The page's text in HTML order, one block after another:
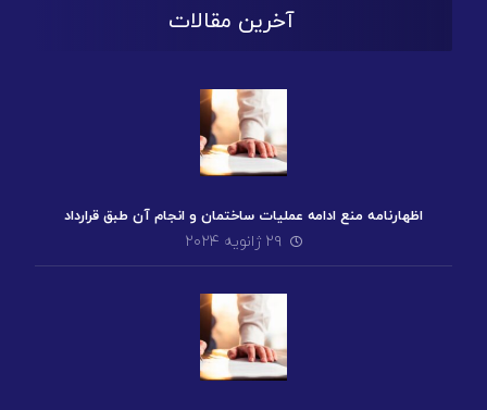
آخرین مقالات
اظهارنامه منع ادامه عملیات ساختمان و انجام آن طبق قرارداد
۲۹ ژانویه ۲۰۲۴